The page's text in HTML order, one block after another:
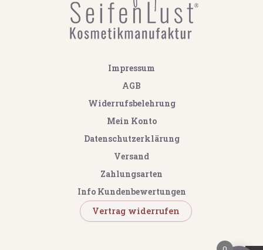
Impressum
AGB
Widerrufsbelehrung
Mein Konto
Datenschutzerklärung
Versand
Zahlungsarten
Info Kundenbewertungen
Vertrag widerrufen